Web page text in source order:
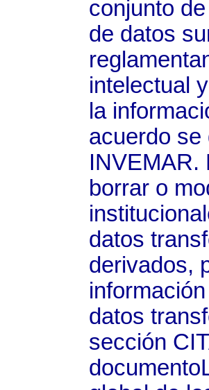
conjunto
de datos
intelectual
la
acuerdo se
INVEMAR.
borrar o
datos
derivados,
datos
sección